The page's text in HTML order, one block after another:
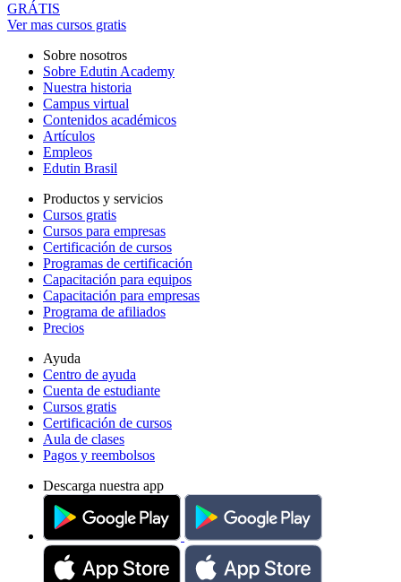
GRÁTIS
Ver mas cursos gratis
Sobre nosotros
Sobre Edutin Academy
Nuestra historia
Campus virtual
Contenidos académicos
Artículos
Empleos
Edutin Brasil
Productos y servicios
Cursos gratis
Cursos para empresas
Certificación de cursos
Programas de certificación
Capacitación para equipos
Capacitación para empresas
Programa de afiliados
Precios
Ayuda
Centro de ayuda
Cuenta de estudiante
Cursos gratis
Certificación de cursos
Aula de clases
Pagos y reembolsos
Descarga nuestra app